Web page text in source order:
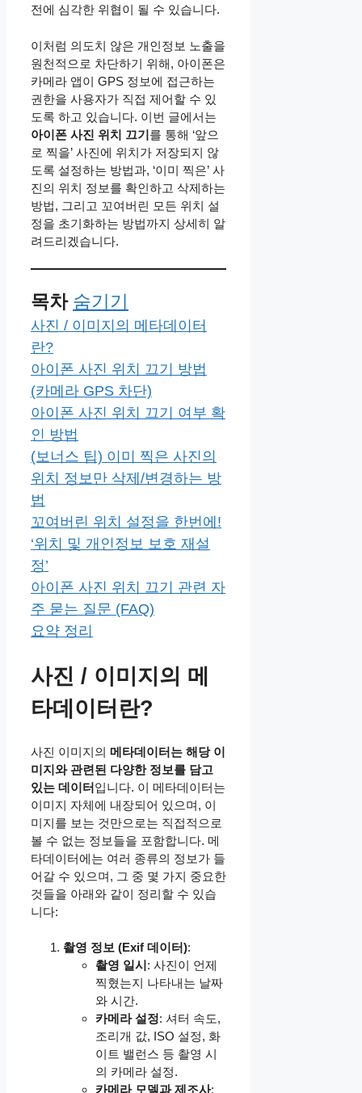
전에 심각한 위협이 될 수 있습니다.
이처럼 의도치 않은 개인정보 노출을
원천적으로 차단하기 위해, 아이폰은
카메라 앱이 GPS 정보에 접근하는
권한을 사용자가 직접 제어할 수 있
도록 하고 있습니다. 이번 글에서는
아이폰 사진 위치 끄기를 통해 ‘앞으
로 찍을’ 사진에 위치가 저장되지 않
도록 설정하는 방법과, ‘이미 찍은’ 사
진의 위치 정보를 확인하고 삭제하는
방법, 그리고 꼬여버린 모든 위치 설
정을 초기화하는 방법까지 상세히 알
려드리겠습니다.
목차 숨기기
사진 / 이미지의 메타데이터
란?
아이폰 사진 위치 끄기 방법
(카메라 GPS 차단)
아이폰 사진 위치 끄기 여부 확
인 방법
(보너스 팁) 이미 찍은 사진의
위치 정보만 삭제/변경하는 방
법
꼬여버린 위치 설정을 한번에!
‘위치 및 개인정보 보호 재설
정’
아이폰 사진 위치 끄기 관련 자
주 묻는 질문 (FAQ)
요약 정리
사진 / 이미지의 메
타데이터란?
사진 이미지의 메타데이터는 해당 이
미지와 관련된 다양한 정보를 담고
있는 데이터입니다. 이 메타데이터는
이미지 자체에 내장되어 있으며, 이
미지를 보는 것만으로는 직접적으로
볼 수 없는 정보들을 포함합니다. 메
타데이터에는 여러 종류의 정보가 들
어갈 수 있으며, 그 중 몇 가지 중요한
것들을 아래와 같이 정리할 수 있습
니다:
촬영 정보 (Exif 데이터):
촬영 일시: 사진이 언제
찍혔는지 나타내는 날짜
와 시간.
카메라 설정: 셔터 속도,
조리개 값, ISO 설정, 화
이트 밸런스 등 촬영 시
의 카메라 설정.
카메라 모델과 제조사: